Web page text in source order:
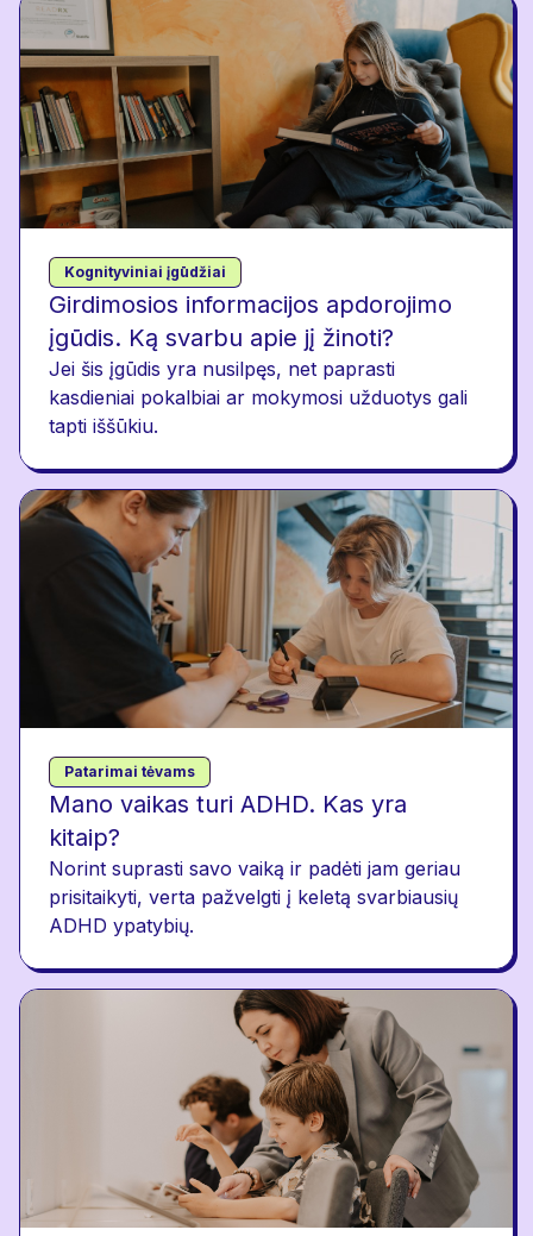
Kognityviniai įgūdžiai
Girdimosios informacijos apdorojimo
įgūdis. Ką svarbu apie jį žinoti?
Jei šis įgūdis yra nusilpęs, net paprasti
kasdieniai pokalbiai ar mokymosi užduotys gali
tapti iššūkiu.
Patarimai tėvams
Mano vaikas turi ADHD. Kas yra
kitaip?
Norint suprasti savo vaiką ir padėti jam geriau
prisitaikyti, verta pažvelgti į keletą svarbiausių
ADHD ypatybių.